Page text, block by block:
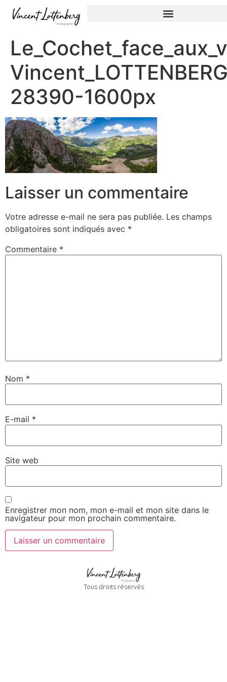
28390-1600px
Laisser un commentaire
Votre adresse e-mail ne sera pas publiée. Les champs
obligatoires sont indiqués avec *
Commentaire *
Nom *
E-mail *
Site web
Enregistrer mon nom, mon e-mail et mon site dans le
navigateur pour mon prochain commentaire.
Tous droits réservés